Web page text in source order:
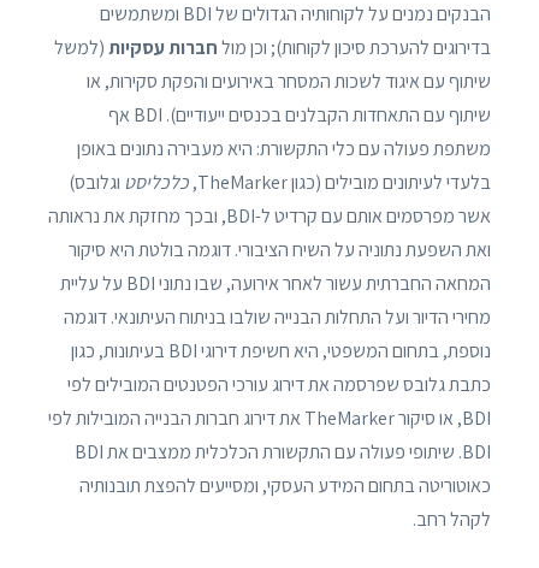
הבנקים נמנים על לקוחותיה הגדולים של BDI ומשתמשים
בדירוגים להערכת סיכון לקוחות); וכן מולחברות עסקיות(למשל
שיתוף עם איגוד לשכות המסחר באירועים והפקת סקירות, או
שיתוף עם התאחדות הקבלנים בכנסים ייעודיים). BDI אף
משתפת פעולה עם כלי התקשורת: היא מעבירה נתונים באופן
בלעדי לעיתונים מובילים (כגון TheMarker,
כלכליסט וגלובס)
אשר מפרסמים אותם עם קרדיט ל-BDI, ובכך מחזקת את נראותה
ואת השפעת נתוניה על השיח הציבורי. דוגמה בולטת היא סיקור
המחאה החברתית עשור לאחר אירועה, שבו נתוני BDI על עליית
מחירי הדיור ועל התחלות הבנייה שולבו בניתוח העיתונאי. דוגמה
נוספת, בתחום המשפטי, היא חשיפת דירוגי BDI בעיתונות, כגון
כתבת גלובס שפרסמה את דירוג עורכי הפטנטים המובילים לפי
BDI, או סיקור TheMarker את דירוג חברות הבנייה המובילות לפי
BDI. שיתופי פעולה עם התקשורת הכלכלית ממצבים את BDI
כאוטוריטה בתחום המידע העסקי, ומסייעים להפצת תובנותיה
לקהל רחב.